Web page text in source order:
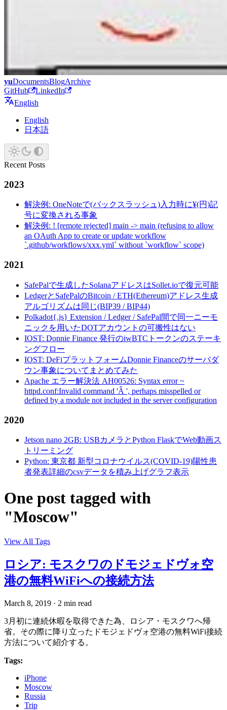
yuDocumentsBlogArchive
GitHub
LinkedIn
English
English
日本語
Recent Posts
2023
解決例: OneNoteで(バックスラッシュ)入力時に¥(円)記
号に変換される事象
解決例: ! [remote rejected] main -> main (refusing to allow
an OAuth App to create or update workflow
`.github/workflows/xxx.yml` without `workflow` scope)
2021
SafePalで生成したSolanaアドレスはSollet.ioで復元可能
LedgerとSafePalのBitcoin / ETH(Ethereum)アドレス生成
アルゴリズムは同じ(BIP39 / BIP44)
Polkadot{.js} Extension / Ledger / SafePal間で同一ニーモ
ニックを用いたDOTアカウントの可搬性はない
IOST: Donnie Finance 発行のiwBTCトークンのステーキ
ングフロー
IOST: DeFiプラットフォームDonnie Financeのサーバダ
ウン事象についてまとめてみた
Apache エラー解決法 AH00526: Syntax error ~
httpd.conf:Invalid command 'Â ', perhaps misspelled or
defined by a module not included in the server configuration
2020
Jetson nano 2GB: USBカメラとPython FlaskでWeb動画ス
トリーミング
Python: 東京都 新型コロナウイルス(COVID-19)陽性患
者発表詳細のcsvデータを積み上げグラフ表示
One post tagged with
"Moscow"
View All Tags
ロシア: モスクワのドモジェドヴォ空
港の無料WiFiへの接続方法
March 8, 2019 · 2 min read
3月初に連続休暇を取得できた為、ロシア・モスクワへ帰
省。その際に降り立ったドモジェドヴォ空港の無料WiFi接続
方法について紹介する。
Tags:
iPhone
Moscow
Russia
Trip